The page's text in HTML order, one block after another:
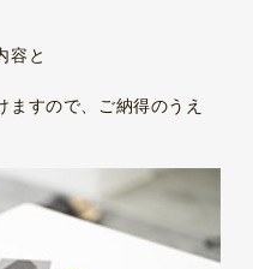
容と
ますので、ご納得のうえ